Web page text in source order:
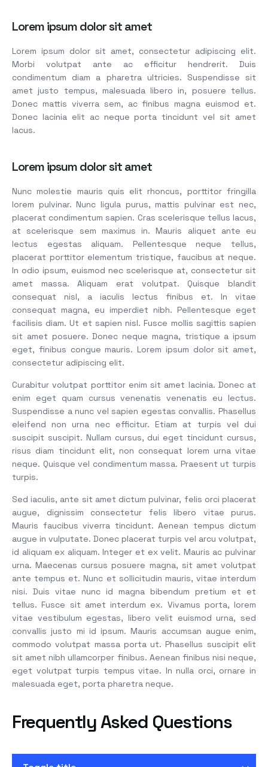
Lorem ipsum dolor sit amet
Lorem ipsum dolor sit amet, consectetur adipiscing elit.
Morbi volutpat ante ac efficitur hendrerit. Duis
condimentum diam a pharetra ultricies. Suspendisse sit
amet justo tempus, malesuada libero in, posuere tellus.
Donec mattis viverra sem, ac finibus magna euismod et.
Donec lacinia elit ac neque porta tincidunt vel sit amet
lacus.
Lorem ipsum dolor sit amet
Nunc molestie mauris quis elit rhoncus, porttitor fringilla
lorem pulvinar. Nunc ligula purus, mattis pulvinar est nec,
placerat condimentum sapien. Cras scelerisque tellus lacus,
at scelerisque sem maximus in. Mauris aliquet ante eu
lectus egestas aliquam. Pellentesque neque tellus,
placerat porttitor elementum tristique, faucibus at neque.
In odio ipsum, euismod nec scelerisque at, consectetur sit
amet massa. Aliquam erat volutpat. Quisque blandit
consequat nisl, a iaculis lectus finibus et. In vitae
consequat magna, eu imperdiet nibh. Pellentesque eget
facilisis diam. Ut et sapien nisl. Fusce mollis sagittis sapien
sit amet posuere. Donec neque magna, tristique a ipsum
eget, finibus congue mauris. Lorem ipsum dolor sit amet,
consectetur adipiscing elit.
Curabitur volutpat porttitor enim sit amet lacinia. Donec at
enim eget quam cursus venenatis venenatis eu lectus.
Suspendisse a nunc vel sapien egestas convallis. Phasellus
eleifend non urna nec efficitur. Etiam at turpis vel dui
suscipit suscipit. Nullam cursus, dui eget tincidunt cursus,
risus diam tincidunt elit, non consequat lorem urna vitae
neque. Quisque vel condimentum massa. Praesent ut turpis
turpis.
Sed iaculis, ante sit amet dictum pulvinar, felis orci placerat
augue, dignissim consectetur felis libero vitae purus.
Mauris faucibus viverra tincidunt. Aenean tempus dictum
augue in vulputate. Donec placerat turpis vel arcu volutpat,
id aliquam ex aliquam. Integer et ex velit. Mauris ac pulvinar
urna. Maecenas cursus posuere magna, sit amet volutpat
ante tempus et. Nunc et sollicitudin mauris, vitae interdum
nisi. Duis vitae nunc id magna bibendum pretium et et
tellus. Fusce sit amet interdum ex. Vivamus porta, lorem
vitae vestibulum egestas, libero velit euismod urna, sed
convallis justo mi id ipsum. Mauris accumsan augue enim,
commodo volutpat massa porta ut. Phasellus suscipit elit
sit amet nibh ullamcorper finibus. Aenean finibus nisi neque,
eget volutpat turpis tempus vitae. In nulla orci, ornare in
malesuada eget, porta pharetra neque.
Frequently Asked Questions